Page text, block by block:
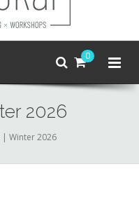
0
2026
| Winter 2026